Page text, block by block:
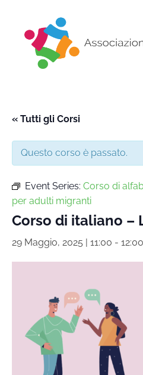
« Tutti gli Corsi
Questo corso è passato.
Event Series: Corso di
per adulti migranti
Corso di italiano –
29 Maggio, 2025 | 11:00 - 12:00